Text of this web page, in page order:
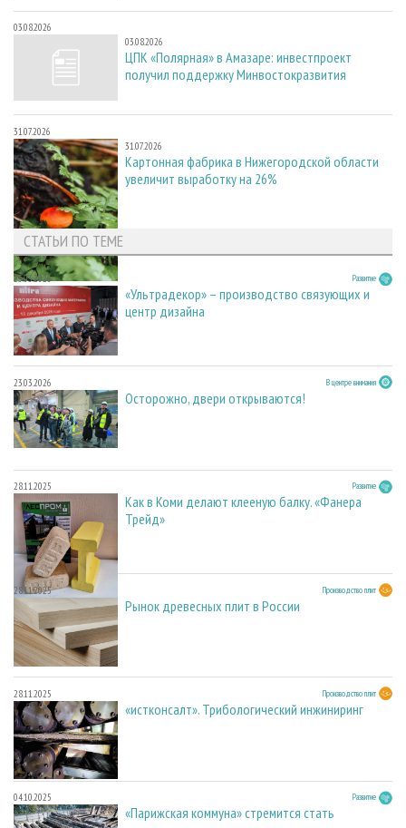
03.08.2026
03.08.2026
ЦПК «Полярная» в Амазаре: инвестпроект
получил поддержку Минвостокразвития
31.07.2026
31.07.2026
Картонная фабрика в Нижегородской области
увеличит выработку на 26%
СТАТЬИ ПО ТЕМЕ
23.03.2026 Развитие
«Ультрадекор» – производство связующих и
центр дизайна
23.03.2026 В центре внимания
Осторожно, двери открываются!
28.11.2025 Развитие
Как в Коми делают клееную балку. «Фанера
Трейд»
28.11.2025 Производство плит
Рынок древесных плит в России
28.11.2025 Производство плит
«истконсалт». Трибологический инжиниринг
04.10.2025 Развитие
«Парижская коммуна» стремится стать